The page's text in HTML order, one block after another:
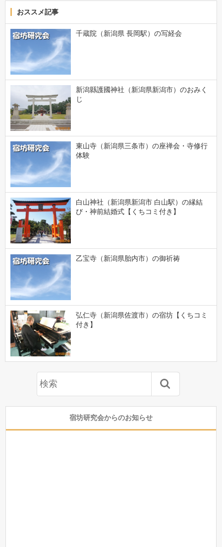
おススメ記事
千蔵院（新潟県 長岡駅）の写経会
新潟縣護國神社（新潟県新潟市）のおみく
じ
東山寺（新潟県三条市）の座禅会・寺修行
体験
白山神社（新潟県新潟市 白山駅）の縁結
び・神前結婚式【くちコミ付き】
乙宝寺（新潟県胎内市）の御祈祷
弘仁寺（新潟県佐渡市）の宿坊【くちコミ
付き】
宿坊研究会からのお知らせ